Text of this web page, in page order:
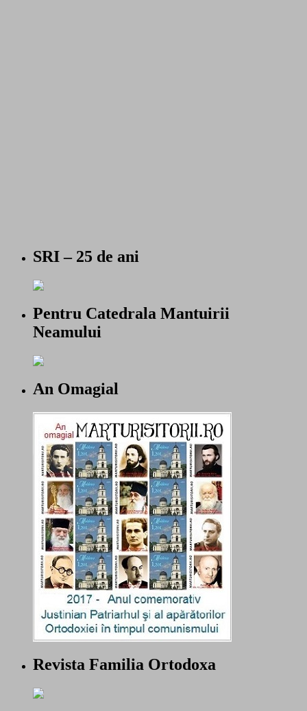
SRI – 25 de ani
Pentru Catedrala Mantuirii
Neamului
An Omagial
Revista Familia Ortodoxa